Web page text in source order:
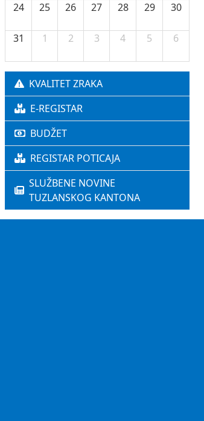
24 25 26 27 28 29 30
31 1 2 3 4 5 6
KVALITET ZRAKA
E-REGISTAR
BUDŽET
REGISTAR POTICAJA
SLUŽBENE NOVINE
TUZLANSKOG KANTONA